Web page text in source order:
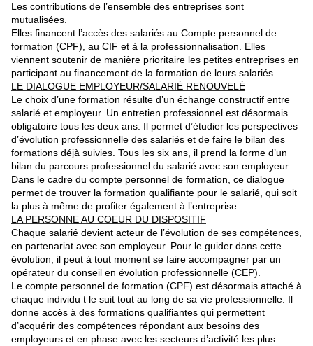
Les contributions de l’ensemble des entreprises sont
mutualisées.
Elles financent l’accès des salariés au Compte personnel de
formation (CPF), au CIF et à la professionnalisation. Elles
viennent soutenir de manière prioritaire les petites entreprises en
participant au financement de la formation de leurs salariés.
LE DIALOGUE EMPLOYEUR/SALARIÉ RENOUVELÉ
Le choix d’une formation résulte d’un échange constructif entre
salarié et employeur. Un entretien professionnel est désormais
obligatoire tous les deux ans. Il permet d’étudier les perspectives
d’évolution professionnelle des salariés et de faire le bilan des
formations déjà suivies. Tous les six ans, il prend la forme d’un
bilan du parcours professionnel du salarié avec son employeur.
Dans le cadre du compte personnel de formation, ce dialogue
permet de trouver la formation qualifiante pour le salarié, qui soit
la plus à même de profiter également à l’entreprise.
LA PERSONNE AU COEUR DU DISPOSITIF
Chaque salarié devient acteur de l’évolution de ses compétences,
en partenariat avec son employeur. Pour le guider dans cette
évolution, il peut à tout moment se faire accompagner par un
opérateur du conseil en évolution professionnelle (CEP).
Le compte personnel de formation (CPF) est désormais attaché à
chaque individu t le suit tout au long de sa vie professionnelle. Il
donne accès à des formations qualifiantes qui permettent
d’acquérir des compétences répondant aux besoins des
employeurs et en phase avec les secteurs d’activité les plus